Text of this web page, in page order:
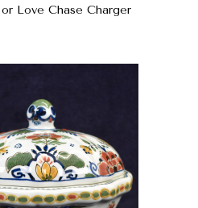
Love Chase Charger